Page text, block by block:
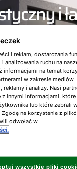
i
strumienie powietrza
technologii
jest jednym z
i reklam, dostarczania
analizowania ruchu na
informacjami na temat
w zakresie mediów
reklamy i analizy. Nasi
z innymi informacjami, które
lub które zebrali
Zgodę na korzystanie z
odwołać w
wszystkie pliki